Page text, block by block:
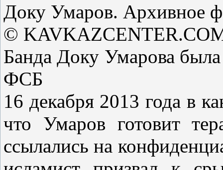
Доку Умаров. Архивное
©
Банда Доку Умарова была
ФСБ
16 декабря 2013 года в
что Умаров готовит
ссылались на